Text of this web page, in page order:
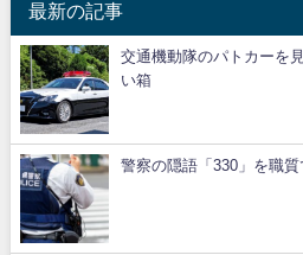
最新の記事
交通機動隊のパトカーを
い箱
警察の隠語「330」を職